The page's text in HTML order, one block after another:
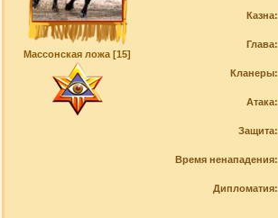
Массонская ложа [15]
Казна:
Глава:
Кланеры:
Атака:
Защита:
Время ненападения:
Дипломатия: